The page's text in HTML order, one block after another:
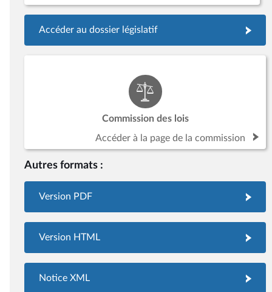
Accéder au dossier législatif
Commission des lois
Accéder à la page de la commission
Autres formats :
Version PDF
Version HTML
Notice XML